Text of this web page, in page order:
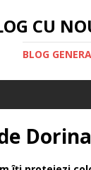
CU
BLOG
Dorina